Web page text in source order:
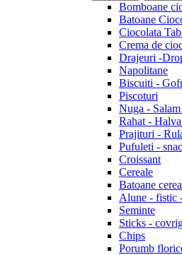
Bomboane
Batoane
Ciocolata
Crema de
Drajeuri -
Napolitane
Biscuiti -
Piscoturi
Nuga -
Rahat -
Prajituri -
Pufuleti -
Croissant
Cereale
Batoane
Alune - fistic
Seminte
Sticks -
Chips
Porumb